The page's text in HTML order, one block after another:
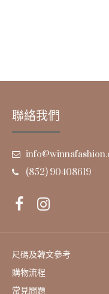
聯絡我們
(852) 90408619
尺碼及韓文參考
購物流程
常見問題